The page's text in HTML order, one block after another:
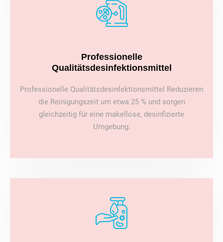
Professionelle
Qualitätsdesinfektionsmittel
Professionelle Qualitätsdesinfektionsmittel Reduzieren
die Reinigungszeit um etwa 25 % und sorgen
gleichzeitig für eine makellose, desinfizierte
Umgebung.